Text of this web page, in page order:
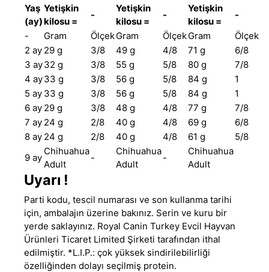
Yaş
(ay)
Yetişkin
kilosu =
-
Yetişkin
kilosu =
-
Yetişkin
kilosu =
-
-
Gram ÖlçekGram ÖlçekGram
Ölçek
2 ay 29 g 3/8 49 g 4/8 71 g
6/8
3 ay32 g 3/8 55 g 5/8 80 g
7/8
4 ay33 g 3/8 56 g 5/8 84 g
1
5 ay 33 g 3/8 56 g 5/8 84 g
1
6 ay 29 g 3/8 48 g 4/8 77 g
7/8
7 ay 24 g 2/8 40 g 4/8 69 g
6/8
8 ay 24 g 2/8 40 g 4/8 61 g
5/8
9 ay
Chihuahua
Adult
-
Chihuahua
Adult
-
Chihuahua
Adult
Uyarı !
Parti kodu, tescil numarası ve son kullanma tarihi
için, ambalajın üzerine bakınız. Serin ve kuru bir
yerde saklayınız. Royal Canin Turkey Evcil Hayvan
Ürünleri Ticaret Limited Şirketi tarafından ithal
edilmiştir. *L.I.P.: çok yüksek sindirilebilirliği
özelliğinden dolayı seçilmiş protein.